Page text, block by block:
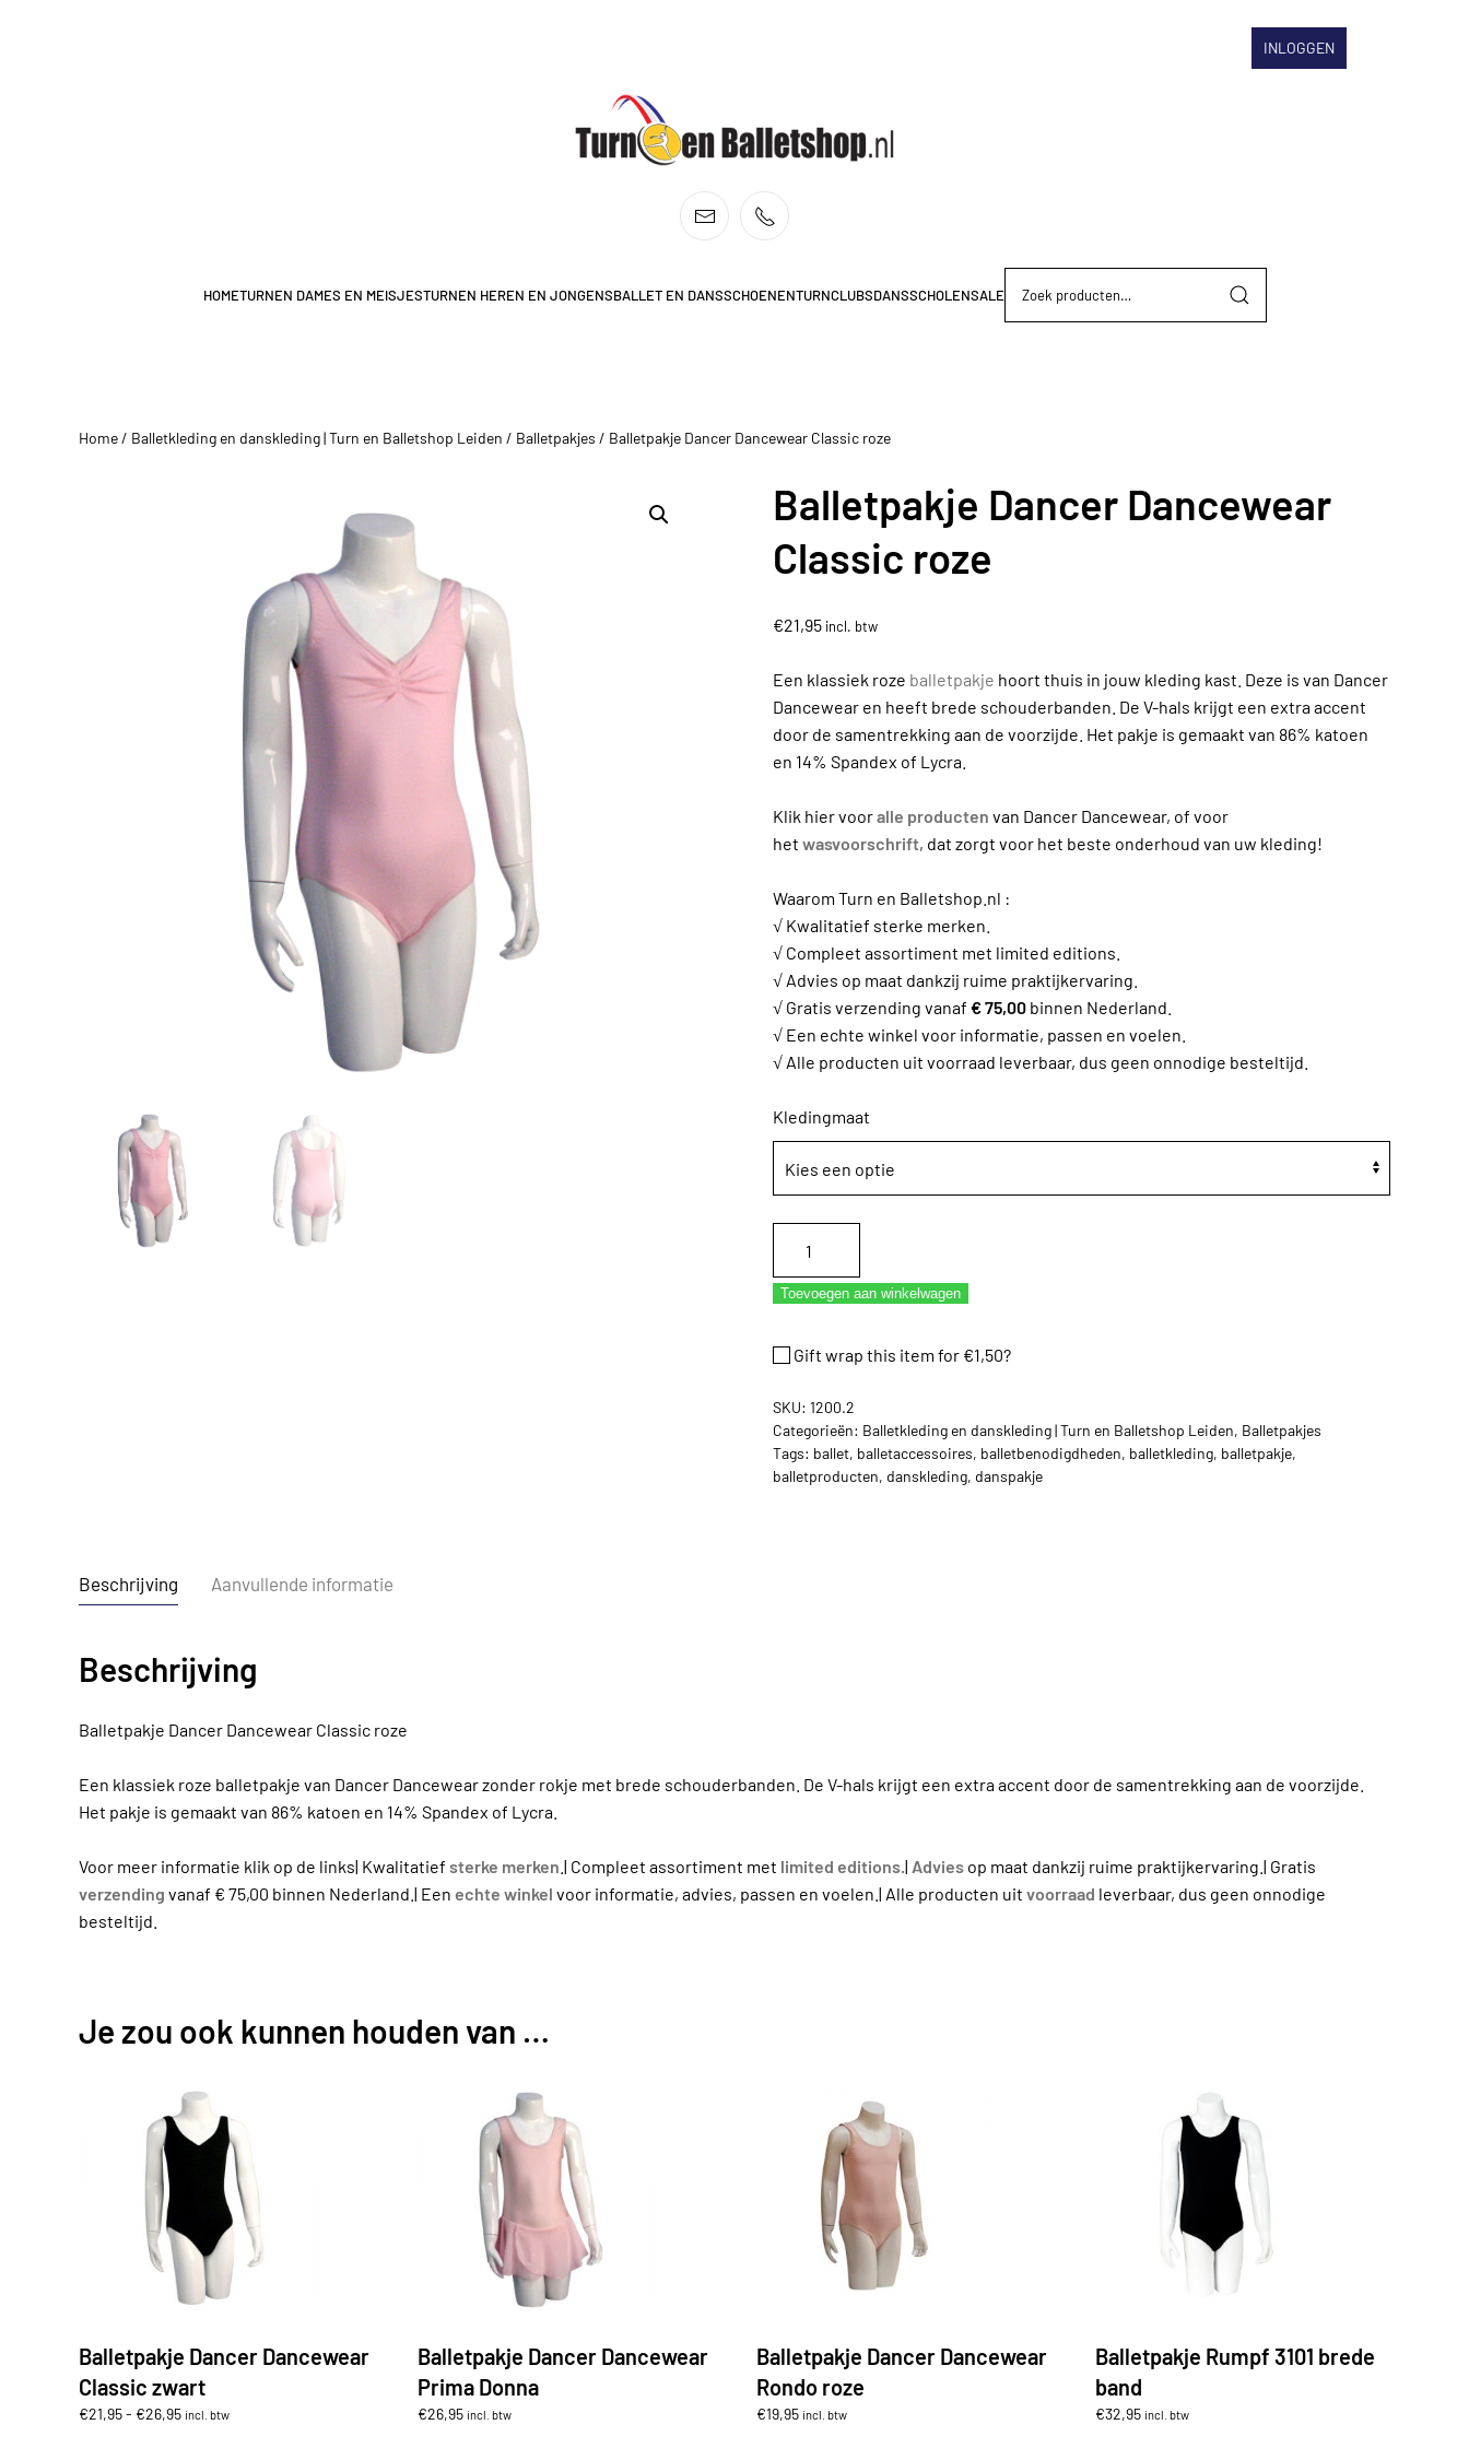
INLOGGEN
HOMETURNEN DAMES EN MEISJESTURNEN HEREN EN JONGENSBALLET EN DANSSCHOENENTURNCLUBSDANSSCHOLENSALEnaar:
Home/ Balletkleding en danskleding | Turn en Balletshop Leiden / Balletpakjes / Balletpakje Dancer Dancewear Classic roze
Balletpakje Dancer Dancewear
Classic roze
€21,95 incl. btw
Een klassiek roze balletpakje hoort thuis in jouw kleding kast. Deze is van Dancer
Dancewear en heeft brede schouderbanden. De V-hals krijgt een extra accent
door de samentrekking aan de voorzijde. Het pakje is gemaakt van 86% katoen
en 14% Spandex of Lycra.
Klik hier vooralle producten van Dancer Dancewear, of voor
het wasvoorschrift, dat zorgt voor het beste onderhoud van uw kleding!
Waarom Turn en Balletshop.nl :
√ Kwalitatief sterke merken.
√ Compleet assortiment met limited editions.
√ Advies op maat dankzij ruime praktijkervaring.
√ Gratis verzending vanaf € 75,00 binnen Nederland.
√ Een echte winkel voor informatie, passen en voelen.
√ Alle producten uit voorraad leverbaar, dus geen onnodige besteltijd.
Kledingmaat
Dancer
Dancewear
roze
Toevoegen aan winkelwagen
Gift wrap this item for €1,50?
SKU: 1200.2
Categorieën: Balletkleding en danskleding | Turn en Balletshop Leiden, Balletpakjes
Tags: ballet, balletaccessoires, balletbenodigdheden, balletkleding, balletpakje,
balletproducten, danskleding, danspakje
Beschrijving Aanvullende informatie
Beschrijving
Balletpakje Dancer Dancewear Classic roze
Een klassiek roze balletpakje van Dancer Dancewear zonder rokje met brede schouderbanden. De V-hals krijgt een extra accent door de samentrekking aan de voorzijde.
Het pakje is gemaakt van 86% katoen en 14% Spandex of Lycra.
Voor meer informatie klik op de links| Kwalitatief sterke merken .| Compleet assortiment met limited editions.| Advies op maat dankzij ruime praktijkervaring.| Gratis
verzending vanaf € 75,00 binnen Nederland.| Een echte winkel voor informatie, advies, passen en voelen.| Alle producten uit voorraad leverbaar, dus geen onnodige
besteltijd.
Je zou ook kunnen houden van …
Balletpakje Dancer Dancewear
Classic zwart
€21,95- €26,95Prijsklasse:
incl. btw
Balletpakje Dancer Dancewear
Prima Donna
€26,95 incl. btw
Balletpakje Dancer Dancewear
Rondo roze
€19,95 incl. btw
Balletpakje Rumpf 3101 brede
band
€32,95 incl. btw